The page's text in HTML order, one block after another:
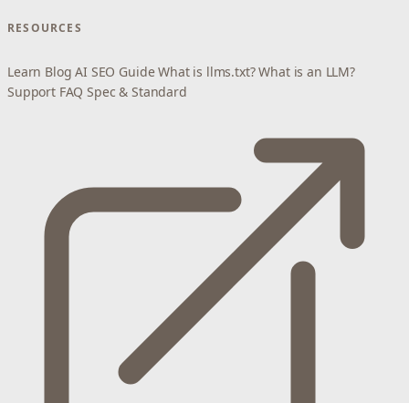
RESOURCES
Learn Blog AI SEO Guide What is llms.txt? What is an LLM?
Support FAQ Spec & Standard